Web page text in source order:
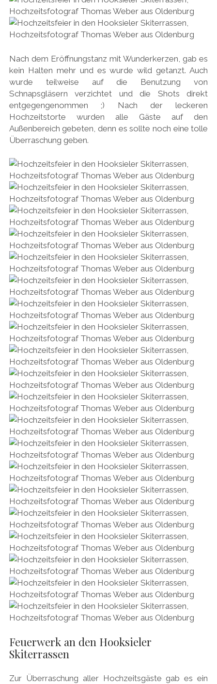
Nach dem Eröffnungstanz mit Wunderkerzen, gab es
kein Halten mehr und es wurde wild getanzt. Auch
wurde teilweise auf die Benutzung von
Schnapsgläsern verzichtet und die Shots direkt
entgegengenommen ;) Nach der leckeren
Hochzeitstorte wurden alle Gäste auf den
Außenbereich gebeten, denn es sollte noch eine tolle
Überraschung geben.
Feuerwerk an den Hooksieler
Skiterrassen
Zur Überraschung aller Hochzeitsgäste gab es ein